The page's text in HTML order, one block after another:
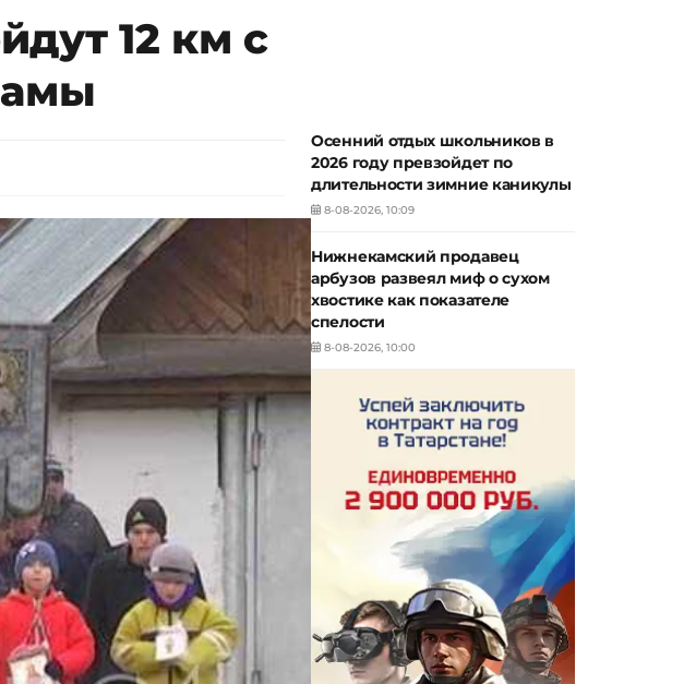
12 км с
Осенний отдых школьников в
2026 году превзойдет по
длительности зимние каникулы
8-08-2026, 10:09
Нижнекамский продавец
арбузов развеял миф о сухом
хвостике как показателе
спелости
8-08-2026, 10:00